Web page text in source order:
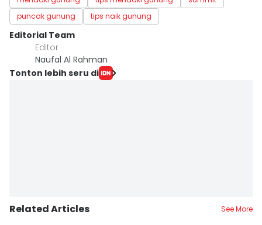
puncak gunung
tips naik gunung
Editorial Team
Editor
Naufal Al Rahman
Tonton lebih seru di
Related Articles See More